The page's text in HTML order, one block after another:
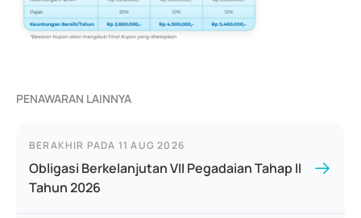
PENAWARAN LAINNYA
BERAKHIR PADA 11 AUG 2026
Obligasi Berkelanjutan VII Pegadaian Tahap II
Tahun 2026